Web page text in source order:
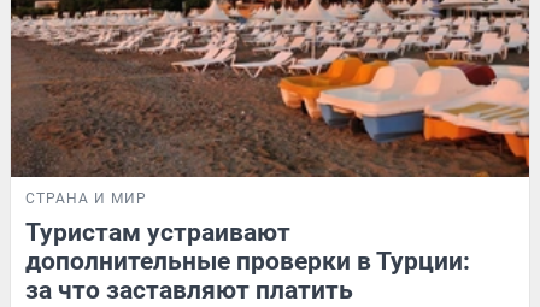
СТРАНА И МИР
Туристам устраивают
дополнительные проверки в Турции:
за что заставляют платить